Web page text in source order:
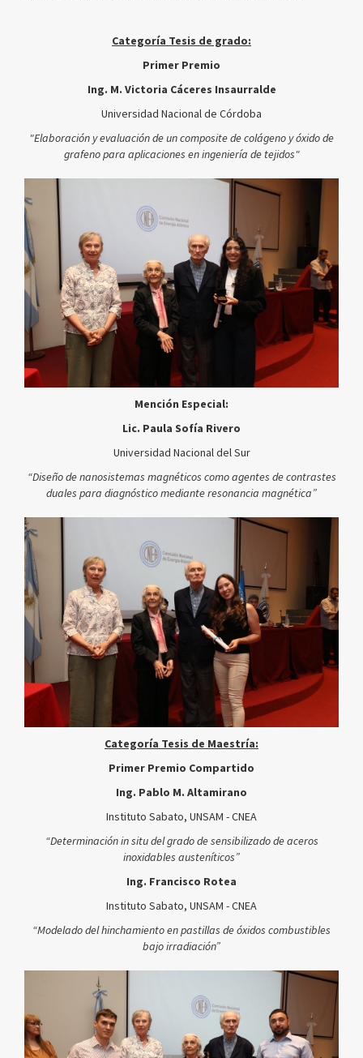
Categoría Tesis de grado:
Primer Premio
Ing. M. Victoria Cáceres Insaurralde
Universidad Nacional de Córdoba
"Elaboración y evaluación de un composite de colágeno y óxido de
grafeno para aplicaciones en ingeniería de tejidos"
Mención Especial:
Lic. Paula Sofía Rivero
Universidad Nacional del Sur
“Diseño de nanosistemas magnéticos como agentes de contrastes
duales para diagnóstico mediante resonancia magnética”
Categoría Tesis de Maestría:
Primer Premio Compartido
Ing. Pablo M. Altamirano
Instituto Sabato, UNSAM - CNEA
“Determinación in situ del grado de sensibilizado de aceros
inoxidables austeníticos”
Ing. Francisco Rotea
Instituto Sabato, UNSAM - CNEA
“Modelado del hinchamiento en pastillas de óxidos combustibles
bajo irradiación”